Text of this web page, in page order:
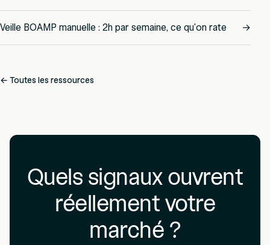
Veille BOAMP manuelle : 2h par semaine, ce qu'on rate →
← Toutes les ressources
Quels signaux ouvrent
réellement votre
marché ?